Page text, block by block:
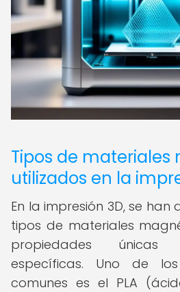
Tipos de materiales
utilizados en la
En la impresión 3D, se
tipos de materiales
propiedades únicas
específicas. Uno de
comunes es el PLA